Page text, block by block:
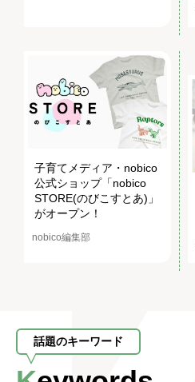
子育てメディア・nobico
公式ショップ「nobico
STORE(のびこすとあ)」
がオープン！
nobico編集部
話題のキーワード